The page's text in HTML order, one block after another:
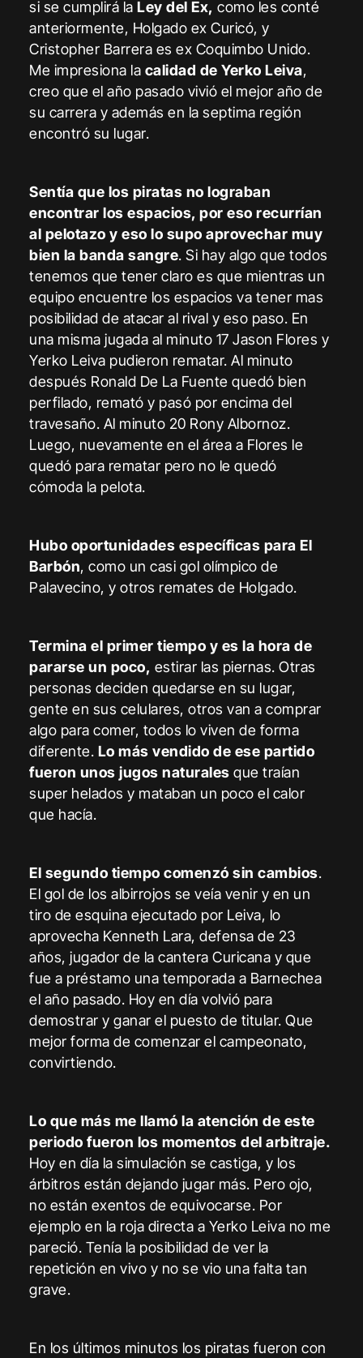
si se cumplirá laLey del Ex, como les conté
anteriormente, Holgado ex Curicó, y
Cristopher Barrera es ex Coquimbo Unido.
Me impresiona la calidad de Yerko Leiva,
creo que el año pasado vivió el mejor año de
su carrera y además en la septima región
encontró su lugar.
Sentía que los piratas no lograban
encontrar los espacios, por eso recurrían
al pelotazo y eso lo supo aprovechar muy
bien la banda sangre. Si hay algo que todos
tenemos que tener claro es que mientras un
equipo encuentre los espacios va tener mas
posibilidad de atacar al rival y eso paso. En
una misma jugada al minuto 17 Jason Flores y
Yerko Leiva pudieron rematar. Al minuto
después Ronald De La Fuente quedó bien
perfilado, remató y pasó por encima del
travesaño. Al minuto 20 Rony Albornoz.
Luego, nuevamente en el área a Flores le
quedó para rematar pero no le quedó
cómoda la pelota.
Hubo oportunidades específicas para El
Barbón, como un casi gol olímpico de
Palavecino, y otros remates de Holgado.
Termina el primer tiempo y es la hora de
pararse un poco, estirar las piernas. Otras
personas deciden quedarse en su lugar,
gente en sus celulares, otros van a comprar
algo para comer, todos lo viven de forma
diferente. Lo más vendido de ese partido
fueron unos jugos naturalesque traían
super helados y mataban un poco el calor
que hacía.
El segundo tiempo comenzó sin cambios.
El gol de los albirrojos se veía venir y en un
tiro de esquina ejecutado por Leiva, lo
aprovecha Kenneth Lara, defensa de 23
años, jugador de la cantera Curicana y que
fue a préstamo una temporada a Barnechea
el año pasado. Hoy en día volvió para
demostrar y ganar el puesto de titular. Que
mejor forma de comenzar el campeonato,
convirtiendo.
Lo que más me llamó la atención de este
periodo fueron los momentos del arbitraje.
Hoy en día la simulación se castiga, y los
árbitros están dejando jugar más. Pero ojo,
no están exentos de equivocarse. Por
ejemplo en la roja directa a Yerko Leiva no me
pareció. Tenía la posibilidad de ver la
repetición en vivo y no se vio una falta tan
grave.
En los últimos minutos los piratas fueron con